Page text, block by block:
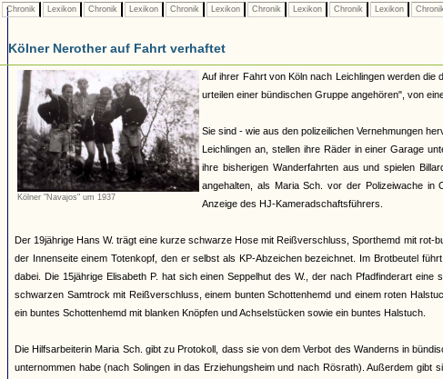
Chronik Lexikon Chronik Lexikon Chronik Lexikon Chronik Lexikon Chronik Lexikon
Kölner Nerother auf Fahrt verhaftet
Kölner "Navajos" um 1937
Auf ihrer Fahrt von Köln nach Leichlingen werden die
urteilen einer bündischen Gruppe angehören", von
Sie sind - wie aus den polizeilichen Vernehmungen
Leichlingen an, stellen ihre Räder in einer Garage
ihre bisherigen Wanderfahrten aus und spielen
angehalten, als Maria Sch. vor der Polizeiwache
Anzeige des HJ-Kameradschaftsführers.
Der 19jährige Hans W. trägt eine kurze schwarze Hose mit Reißverschluss, Sporthemd mit
der Innenseite einem Totenkopf, den er selbst als KP-Abzeichen bezeichnet. Im Brotbeutel
dabei. Die 15jährige Elisabeth P. hat sich einen Seppelhut des W., der nach Pfadfinderart
schwarzen Samtrock mit Reißverschluss, einem bunten Schottenhemd und einem roten
ein buntes Schottenhemd mit blanken Knöpfen und Achselstücken sowie ein buntes Halstuch.
Die Hilfsarbeiterin Maria Sch. gibt zu Protokoll, dass sie von dem Verbot des Wanderns in
unternommen habe (nach Solingen in das Erziehungsheim und nach Rösrath). Außerdem